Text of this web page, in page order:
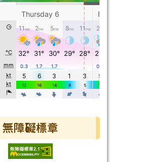
無障礙標章